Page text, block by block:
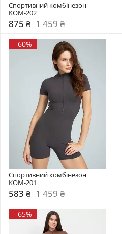
Спортивний комбінезон
KOM-202
875 ₴ 1 459 ₴
- 60%
Спортивний комбінезон
KOM-201
583 ₴ 1 459 ₴
- 65%